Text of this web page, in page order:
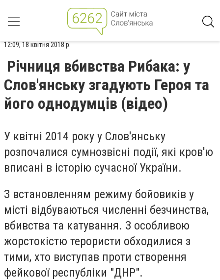
12:09, 18 квітня 2018 р.
Річниця вбивства Рибака: у
Слов'янську згадують Героя та
його однодумців (відео)
У квітні 2014 року у Слов'янську
розпочалися сумнозвісні події, які кров'ю
вписані в історію сучасної України.
З встановленням режиму бойовиків у
місті відбуваються численні безчинства,
вбивства та катування. З особливою
жорстокістю терористи обходилися з
тими, хто виступав проти створення
фейкової республіки "ДНР".